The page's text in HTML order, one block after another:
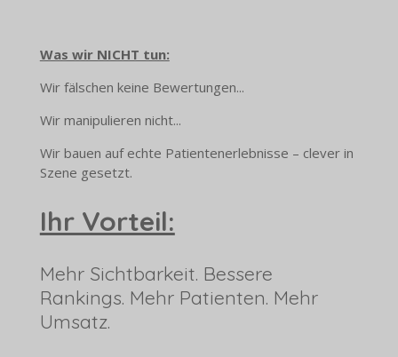
Was wir NICHT tun:
Wir fälschen keine Bewertungen...
Wir manipulieren nicht...
Wir bauen auf echte Patientenerlebnisse – clever in
Szene gesetzt.
Ihr Vorteil:
Mehr Sichtbarkeit. Bessere
Rankings. Mehr Patienten. Mehr
Umsatz.